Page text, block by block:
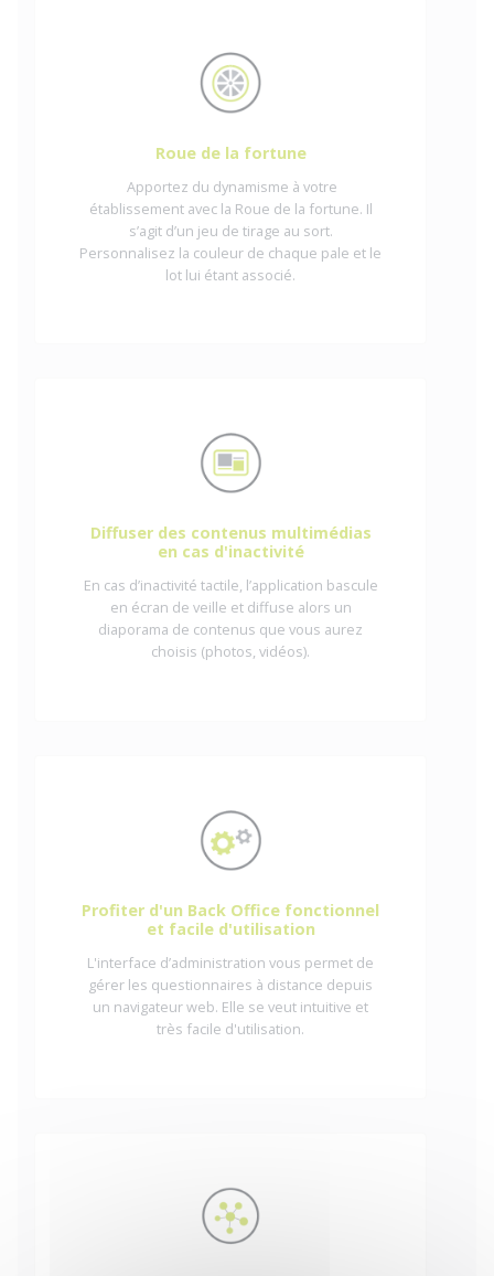
Roue de la fortune
Apportez du dynamisme à votre
établissement avec la Roue de la fortune. Il
s’agit d’un jeu de tirage au sort.
Personnalisez la couleur de chaque pale et le
lot lui étant associé.
Diffuser des contenus multimédias
en cas d'inactivité
En cas d’inactivité tactile, l’application bascule
en écran de veille et diffuse alors un
diaporama de contenus que vous aurez
choisis (photos, vidéos).
Profiter d'un Back Office fonctionnel
et facile d'utilisation
L'interface d’administration vous permet de
gérer les questionnaires à distance depuis
un navigateur web. Elle se veut intuitive et
très facile d'utilisation.